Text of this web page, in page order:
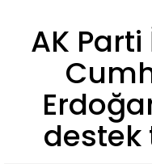
AK Parti